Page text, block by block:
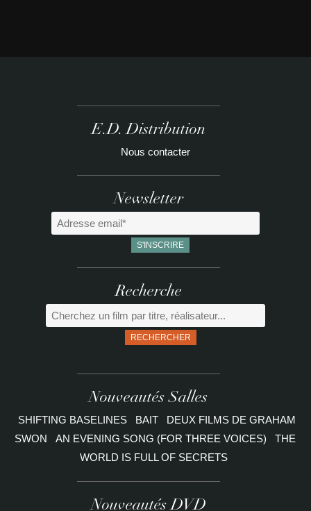
E.D. Distribution
Nous contacter
Newsletter
Recherche
RECHERCHER
Nouveautés Salles
SHIFTING BASELINES BAIT
DEUX FILMS DE GRAHAM
SWON
AN EVENING SONG (FOR THREE VOICES)
THE
WORLD IS FULL OF SECRETS
Nouveautés DVD